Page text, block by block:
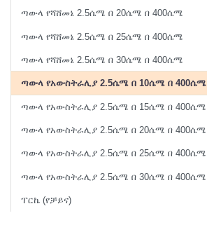
ጣውላ የሻሸመኔ 2.5ሴሜ በ 20ሴሜ በ 400ሴሜ
ጣውላ የሻሸመኔ 2.5ሴሜ በ 25ሴሜ በ 400ሴሜ
ጣውላ የሻሸመኔ 2.5ሴሜ በ 30ሴሜ በ 400ሴሜ
ጣውላ የአውስትራሊያ 2.5ሴሜ በ 10ሴሜ በ 400ሴሜ
ጣውላ የአውስትራሊያ 2.5ሴሜ በ 15ሴሜ በ 400ሴሜ
ጣውላ የአውስትራሊያ 2.5ሴሜ በ 20ሴሜ በ 400ሴሜ
ጣውላ የአውስትራሊያ 2.5ሴሜ በ 25ሴሜ በ 400ሴሜ
ጣውላ የአውስትራሊያ 2.5ሴሜ በ 30ሴሜ በ 400ሴሜ
ፐርኬ (የቻይና)